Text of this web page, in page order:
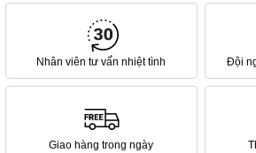
Nhân viên tư vấn nhiệt tình Đội
Giao hàng trong ngày